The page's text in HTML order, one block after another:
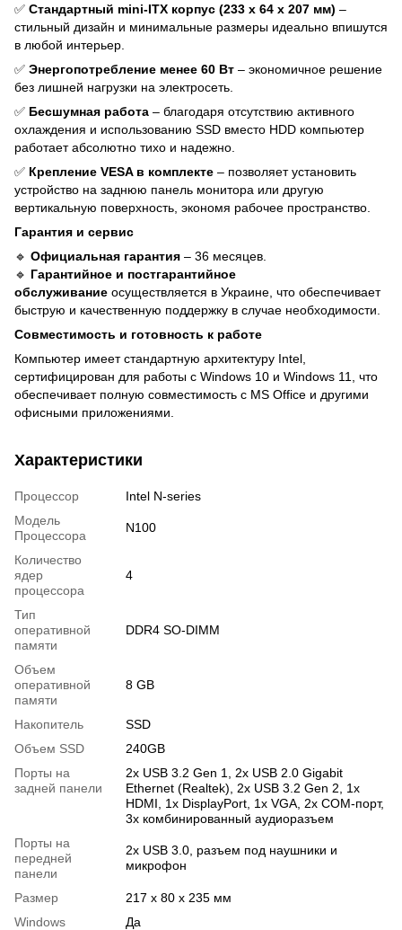
✅ Стандартный mini-ITX корпус (233 х 64 х 207 мм) –
стильный дизайн и минимальные размеры идеально впишутся
в любой интерьер.
✅ Энергопотребление менее 60 Вт – экономичное решение
без лишней нагрузки на электросеть.
✅ Бесшумная работа – благодаря отсутствию активного
охлаждения и использованию SSD вместо HDD компьютер
работает абсолютно тихо и надежно.
✅ Крепление VESA в комплекте – позволяет установить
устройство на заднюю панель монитора или другую
вертикальную поверхность, экономя рабочее пространство.
Гарантия и сервис
🔹 Официальная гарантия – 36 месяцев.
🔹 Гарантийное и постгарантийное
обслуживание осуществляется в Украине, что обеспечивает
быструю и качественную поддержку в случае необходимости.
Совместимость и готовность к работе
Компьютер имеет стандартную архитектуру Intel,
сертифицирован для работы с Windows 10 и Windows 11, что
обеспечивает полную совместимость с MS Office и другими
офисными приложениями.
Характеристики
Процессор
Intel N-series
Модель
Процессора
N100
Количество
ядер
процессора
4
Тип
оперативной
памяти
DDR4 SO-DIMM
Объем
оперативной
памяти
8 GB
Накопитель
SSD
Объем SSD
240GB
Порты на
задней панели
2х USB 3.2 Gen 1, 2х USB 2.0 Gigabit
Ethernet (Realtek), 2х USB 3.2 Gen 2, 1х
HDMI, 1х DisplayPort, 1х VGA, 2х COM-порт,
3х комбинированный аудиоразъем
Порты на
передней
панели
2х USB 3.0, разъем под наушники и
микрофон
Размер
217 x 80 x 235 мм
Windows
Да